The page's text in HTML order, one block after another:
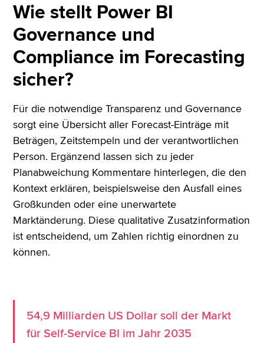
Wie stellt Power BI
Governance und
Compliance im Forecasting
sicher?
Für die notwendige Transparenz und Governance
sorgt eine Übersicht aller Forecast-Einträge mit
Beträgen, Zeitstempeln und der verantwortlichen
Person. Ergänzend lassen sich zu jeder
Planabweichung Kommentare hinterlegen, die den
Kontext erklären, beispielsweise den Ausfall eines
Großkunden oder eine unerwartete
Marktänderung. Diese qualitative Zusatzinformation
ist entscheidend, um Zahlen richtig einordnen zu
können.
54,9 Milliarden US Dollar soll der Markt
für Self-Service BI im Jahr 2035